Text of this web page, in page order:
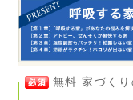
無料 家づく